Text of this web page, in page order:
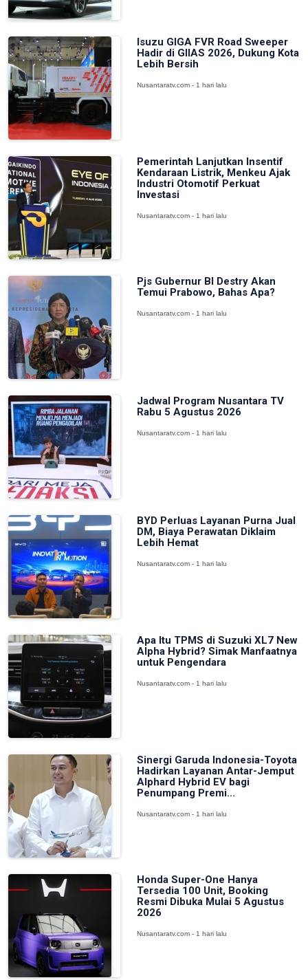
Isuzu GIGA FVR Road Sweeper
Hadir di GIIAS 2026, Dukung Kota
Lebih Bersih
Nusantaratv.com - 1 hari lalu
Pemerintah Lanjutkan Insentif
Kendaraan Listrik, Menkeu Ajak
Industri Otomotif Perkuat
Investasi
Nusantaratv.com - 1 hari lalu
Pjs Gubernur BI Destry Akan
Temui Prabowo, Bahas Apa?
Nusantaratv.com - 1 hari lalu
Jadwal Program Nusantara TV
Rabu 5 Agustus 2026
Nusantaratv.com - 1 hari lalu
BYD Perluas Layanan Purna Jual
DM, Biaya Perawatan Diklaim
Lebih Hemat
Nusantaratv.com - 1 hari lalu
Apa Itu TPMS di Suzuki XL7 New
Alpha Hybrid? Simak Manfaatnya
untuk Pengendara
Nusantaratv.com - 1 hari lalu
Sinergi Garuda Indonesia-Toyota
Hadirkan Layanan Antar-Jemput
Alphard Hybrid EV bagi
Penumpang Premi...
Nusantaratv.com - 1 hari lalu
Honda Super-One Hanya
Tersedia 100 Unit, Booking
Resmi Dibuka Mulai 5 Agustus
2026
Nusantaratv.com - 1 hari lalu